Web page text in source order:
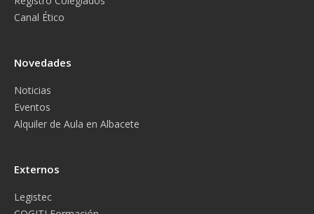
Canal Ético
Novedades
Noticias
Eventos
Alquiler de Aula en Albacete
Externos
Legistec